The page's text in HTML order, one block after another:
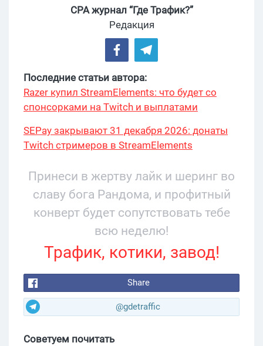
CPA журнал “Где Трафик?”
Редакция
Последние статьи автора:
Razer купил StreamElements: что будет со
спонсорками на Twitch и выплатами
SEPay закрывают 31 декабря 2026: донаты
Twitch стримеров в StreamElements
Принеси в жертву лайк и шеринг во
славу бога Рандома, и профитный
конверт будет сопутствовать тебе
всю неделю!
Трафик, котики, завод!
Share
@gdetraffic
Советуем почитать